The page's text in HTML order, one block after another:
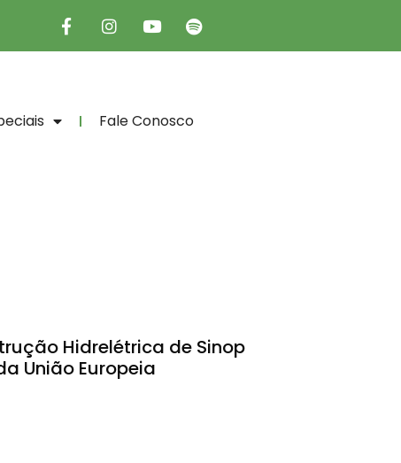
Fale Conosco
Hidrelétrica de Sinop
União Europeia